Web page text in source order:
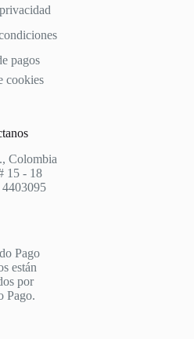
pagos
cookies
Colombia
15 - 18
están
por
Pago.